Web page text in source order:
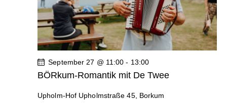
BÖRkum-Romantik mit De Twee
September 27 @ 11:00 - 13:00
Upholm-Hof Upholmstraße 45, Borkum